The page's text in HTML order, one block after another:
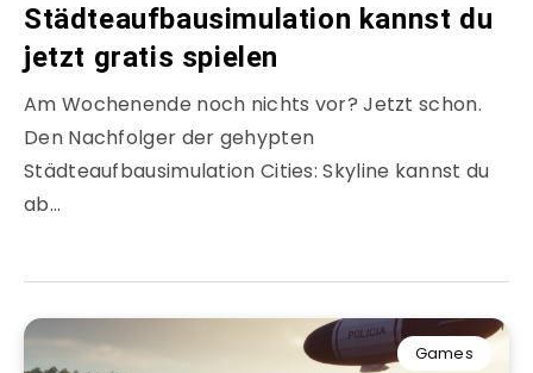
Städteaufbausimulation kannst du
jetzt gratis spielen
Am Wochenende noch nichts vor? Jetzt schon.
Den Nachfolger der gehypten
Städteaufbausimulation Cities: Skyline kannst du
ab…
Games